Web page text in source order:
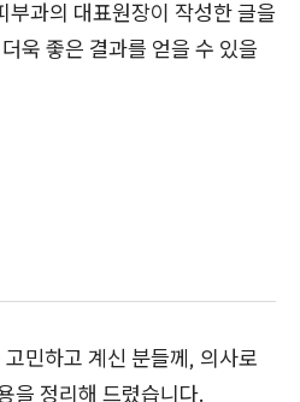
부과의 대표원장이 작성한 글을
욱 좋은 결과를 얻을 수 있을
민하고 계신 분들께, 의사로
을 정리해 드렸습니다.